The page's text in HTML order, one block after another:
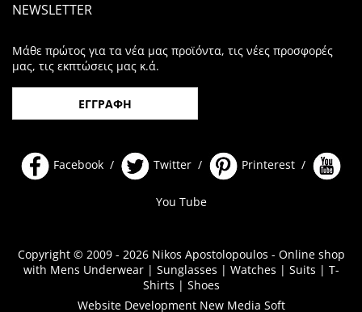
NEWSLETTER
Μάθε πρώτος για τα νέα μας προϊόντα, τις νέες προσφορές
μας, τις εκπτώσεις μας κ.ά.
ΕΓΓΡΑΦΗ
Facebook / Twitter / Printerest /
You Tube
Copyright © 2009 - 2026 Nikos Apostolopoulos - Online shop
with Mens Underwear | Sunglasses | Watches | Suits | T-
Shirts | Shoes
Website Development New Media Soft